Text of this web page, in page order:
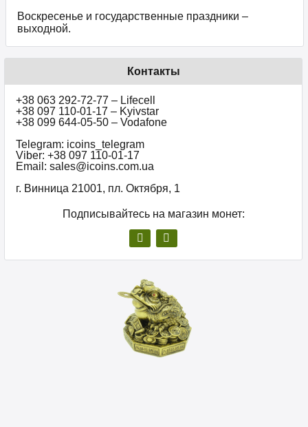
Воскресенье и государственные праздники –
выходной.
Контакты
+38 063 292-72-77 – Lifecell
+38 097 110-01-17 – Kyivstar
+38 099 644-05-50 – Vodafone
Telegram: icoins_telegram
Viber: +38 097 110-01-17
Email: sales@icoins.com.ua
г. Винница 21001, пл. Октября, 1
Подписывайтесь на магазин монет: